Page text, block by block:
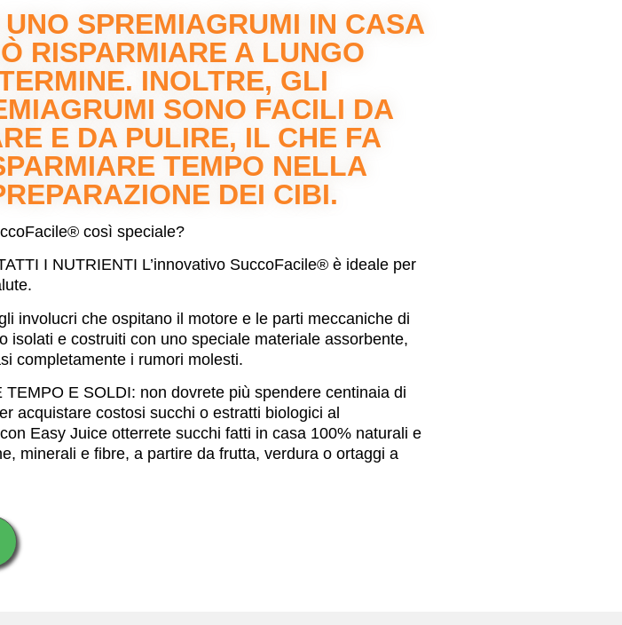
SPREMIAGRUMI IN CASA
RISPARMIARE A LUNGO
INOLTRE, GLI
SONO FACILI DA
E DA PULIRE, IL CHE FA
TEMPO NELLA
DEI CIBI.
così speciale?
I NUTRIENTI L’innovativo SuccoFacile® è ideale per
involucri che ospitano il motore e le parti meccaniche di
isolati e costruiti con uno speciale materiale assorbente,
completamente i rumori molesti.
TEMPO E SOLDI: non dovrete più spendere centinaia di
acquistare costosi succhi o estratti biologici al
Easy Juice otterrete succhi fatti in casa 100% naturali e
minerali e fibre, a partire da frutta, verdura o ortaggi a